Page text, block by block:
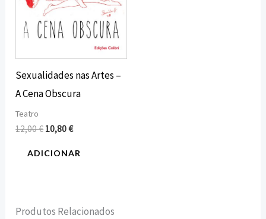
Sexualidades nas Artes –
A Cena Obscura
Teatro
12,00€ 10,80€
ADICIONAR
Produtos Relacionados